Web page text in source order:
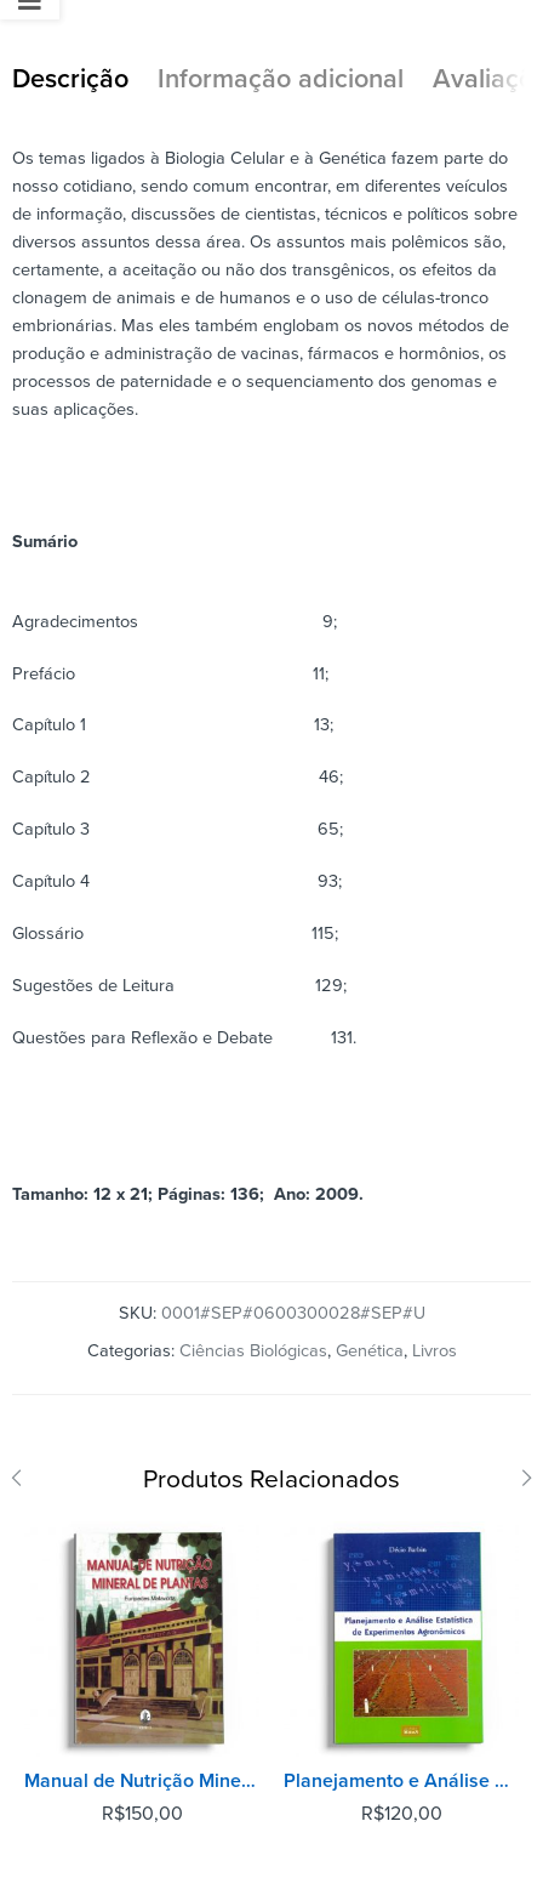
Descrição Informação adicional
Os temas ligados à Biologia Celular e à Genética fazem parte do
nosso cotidiano, sendo comum encontrar, em diferentes veículos
de informação, discussões de cientistas, técnicos e políticos sobre
diversos assuntos dessa área. Os assuntos mais polêmicos são,
certamente, a aceitação ou não dos transgênicos, os efeitos da
clonagem de animais e de humanos e o uso de células-tronco
embrionárias. Mas eles também englobam os novos métodos de
produção e administração de vacinas, fármacos e hormônios, os
processos de paternidade e o sequenciamento dos genomas e
suas aplicações.
Sumário
Agradecimentos 9;
Prefácio 11;
Capítulo 1 13;
Capítulo 2 46;
Capítulo 3 65;
Capítulo 4 93;
Glossário 115;
Sugestões de Leitura 129;
Questões para Reflexão e Debate 131.
Tamanho: 12 x 21; Páginas: 136; Ano: 2009.
SKU: 0001#SEP#0600300028#SEP#U
Categorias: Ciências Biológicas, Genética, Livros
Produtos Relacionados
Manual de Nutrição Mineral de Plantas
R$150,00
Planejamento e Análise Estatística de Experimentos Agronômicos 2ª Edição
R$120,00